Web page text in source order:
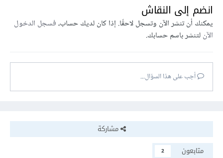
انضم إلى النقاش
يمكنك أن تنشر الآن وتسجل لاحقًا. إذا كان لديك حساب،فسجل الدخول
الآنلتنشر باسم حسابك.
أجب على هذا السؤال...
مشاركة
متابعون
2